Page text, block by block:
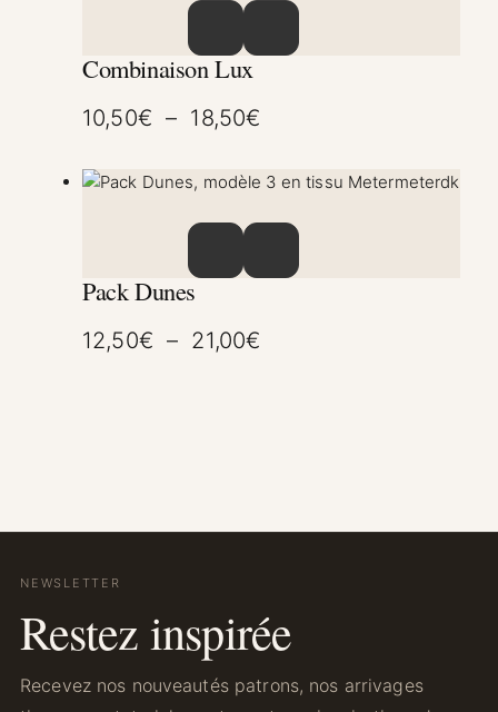
Combinaison Lux
10,50€ – 18,50€
Pack Dunes
12,50€ – 21,00€
NEWSLETTER
Restez inspirée
Recevez nos nouveautés patrons, nos arrivages